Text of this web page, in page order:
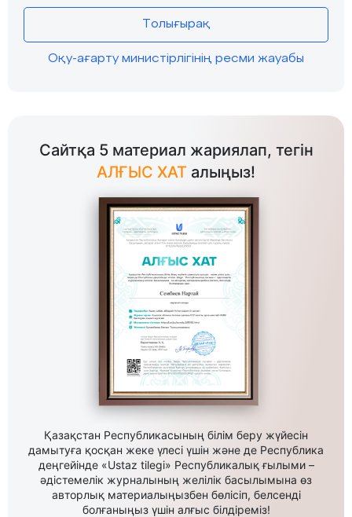
Толығырақ
Оқу-ағарту министірлігінің ресми жауабы
Сайтқа 5 материал жариялап, тегін
АЛҒЫС ХАТ алыңыз!
Қазақстан Республикасының білім беру жүйесін
дамытуға қосқан жеке үлесі үшін және де Республика
деңгейінде «Ustaz tilegi» Республикалық ғылыми –
әдістемелік журналының желілік басылымына өз
авторлық материалыңызбен бөлісіп, белсенді
болғаныңыз үшін алғыс білдіреміз!